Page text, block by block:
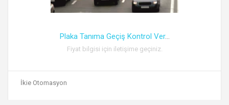
Plaka Tanıma Geçiş Kontrol Ver...
Fiyat bilgisi için iletişime geçiniz.
İkie Otomasyon